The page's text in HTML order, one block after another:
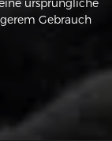
ursprüngliche
Gebrauch